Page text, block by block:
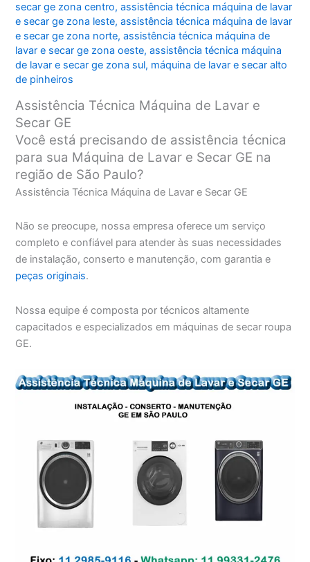
secar ge zona centro,assistência técnica máquina de lavar
e secar ge zona leste,assistência técnica máquina de lavar
e secar ge zona norte,assistência técnica máquina de
lavar e secar ge zona oeste,assistência técnica máquina
de lavar e secar ge zona sul, máquina de lavar e secar alto
de pinheiros
Assistência Técnica Máquina de Lavar e
Secar GE
Você está precisando de assistência técnica
para sua Máquina de Lavar e Secar GE na
região de São Paulo?
Assistência Técnica Máquina de Lavar e Secar GE
Não se preocupe, nossa empresa oferece um serviço
completo e confiável para atender às suas necessidades
de instalação, conserto e manutenção, com garantia e
peças originais.
Nossa equipe é composta por técnicos altamente
capacitados e especializados em máquinas de secar roupa
GE.